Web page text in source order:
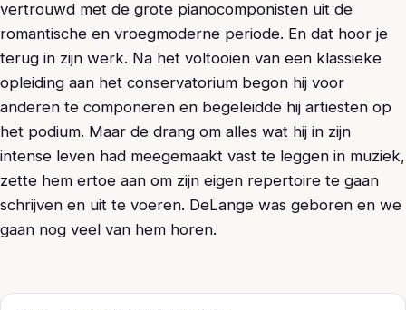
vertrouwd met de grote pianocomponisten uit de
romantische en vroegmoderne periode. En dat hoor je
terug in zijn werk. Na het voltooien van een klassieke
opleiding aan het conservatorium begon hij voor
anderen te componeren en begeleidde hij artiesten op
het podium. Maar de drang om alles wat hij in zijn
intense leven had meegemaakt vast te leggen in muziek,
zette hem ertoe aan om zijn eigen repertoire te gaan
schrijven en uit te voeren. DeLange was geboren en we
gaan nog veel van hem horen.